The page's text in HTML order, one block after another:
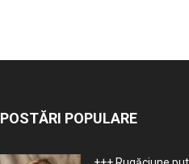
POSTĂRI POPULARE